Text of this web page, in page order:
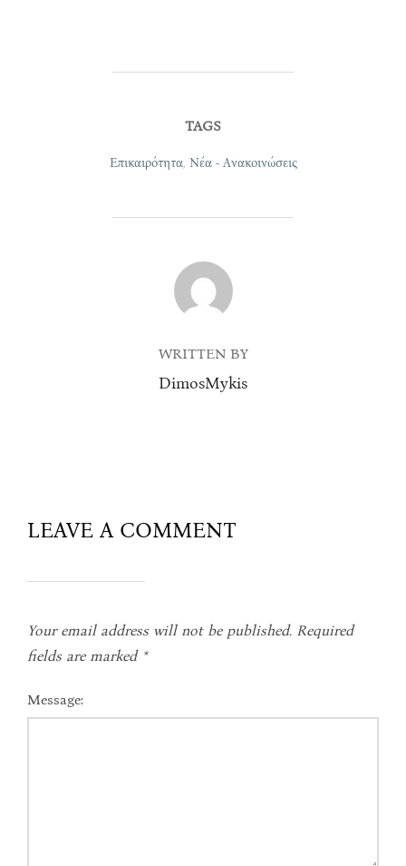
TAGS
Επικαιρότητα, Νέα - Ανακοινώσεις
POST AUTHOR
WRITTEN BY
DimosMykis
LEAVE A COMMENT
Your email address will not be published. Required
fields are marked *
Message: